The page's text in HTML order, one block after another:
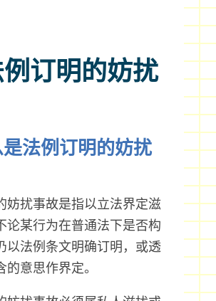
订明的妨扰
法例订明的妨扰
妨扰事故是指以立法界定滋
论某行为在普通法下是否构
以法例条文明确订明，或透
的意思作界定。